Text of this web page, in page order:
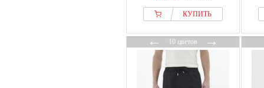
КУПИТЬ
←10 цветов→